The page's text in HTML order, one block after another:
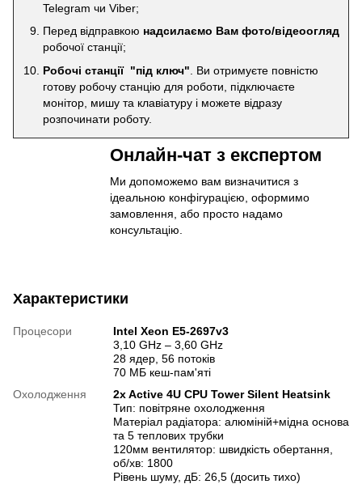
Telegram чи Viber;
Перед відправкою надсилаємо Вам фото/відеоогляд
робочої станції;
Робочі станції "під ключ" . Ви отримуєте повністю
готову робочу станцію для роботи, підключаєте
монітор, мишу та клавіатуру і можете відразу
розпочинати роботу.
Онлайн-чат з експертом
Ми допоможемо вам визначитися з
ідеальною конфігурацією, оформимо
замовлення, або просто надамо
консультацію.
Характеристики
Процесори
Intel Xeоn E5-2697v3
3,10 GHz – 3,60 GHz
28 ядер, 56 потоків
70 МБ кеш-пам'яті
Охолодження
2x Active 4U CPU Tower Silent Heatsink
Тип: повітряне охолодження
Матеріал радіатора: алюміній+мідна основа
та 5 теплових трубки
120мм вентилятор: швидкість обертання,
об/хв: 1800
Рівень шуму, дБ: 26,5 (досить тихо)